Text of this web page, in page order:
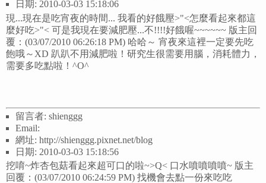
日期: 2010-03-03 15:18:06
現...現在是吃宵夜的時間... 我看的好餓壓>"<怎麼看起來都這
麼好吃>"< 可是我現在要減肥壓...不!!!!好餓喔~~~~~~ 版主回
覆：(03/07/2010 06:26:18 PM) 哈哈～ 宵夜來這裡一定要先吃
飽哦～XD 趴趴不用減肥啦！研究生很需要用腦，消耗體力，
需要多吃點啦！^O^
留言者: shienggg
Email:
網址: http://shienggg.pixnet.net/blog
日期: 2010-03-03 15:18:56
挖唷~炸杏包菇看起來超可口的啦~>Q< 口水噴噴噴噴~ 版主
回覆：(03/07/2010 06:24:59 PM) 找機會去點一份來吃吃